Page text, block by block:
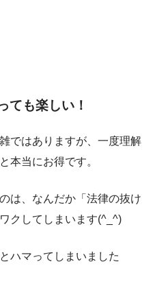
ても楽しい！
ではありますが、一度理解
本当にお得です。
は、なんだか「法律の抜け
クしてしまいます(^_^)
ハマってしまいました